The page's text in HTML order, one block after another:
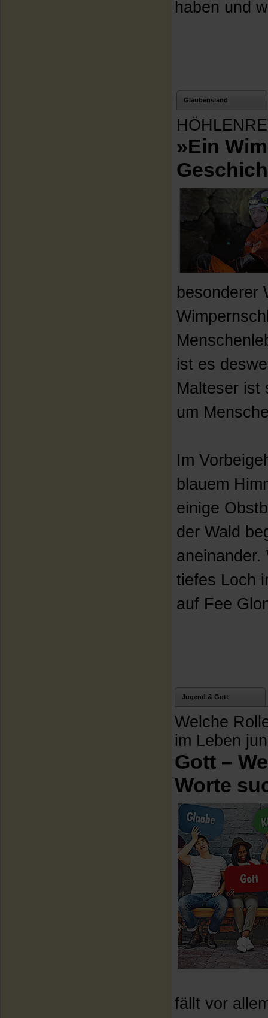
haben und
Glaubensland
»Ein
besonderer
ist es
Malteser ist
um
Im
blauem
einige
der Wald
aneinander.
tiefes Loch
auf Fee
Jugend & Gott
Welche
im Leben
Gott –
Worte
fällt vor